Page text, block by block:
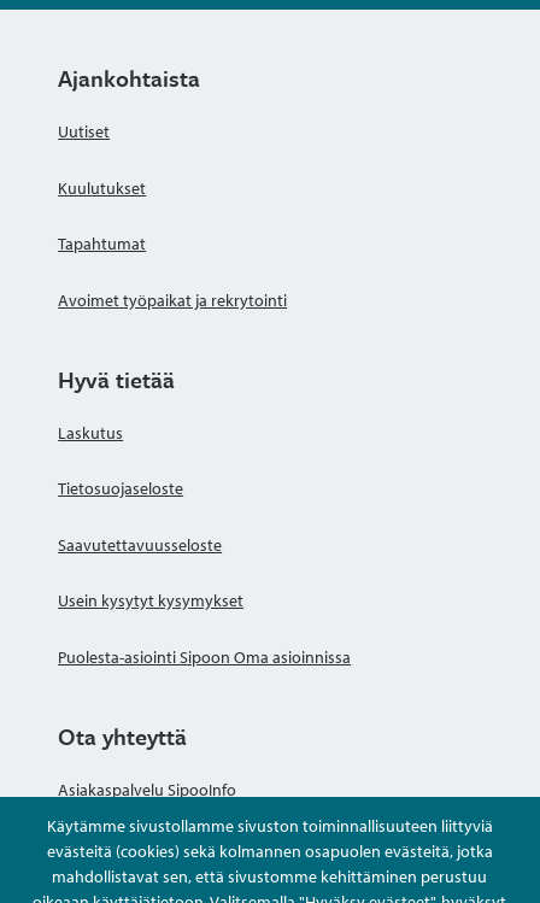
Käytämme sivustollamme sivuston toiminnallisuuteen liittyviä
evästeitä (cookies) sekä kolmannen osapuolen evästeitä, jotka
mahdollistavat sen, että sivustomme kehittäminen perustuu
Ajankohtaista
Uutiset
Kuulutukset
Tapahtumat
Avoimet työpaikat ja rekrytointi
Hyvä tietää
Laskutus
Tietosuojaseloste
Saavutettavuusseloste
Usein kysytyt kysymykset
Puolesta-asiointi Sipoon Oma asioinnissa
Ota yhteyttä
Asiakaspalvelu SipooInfo
Anna palautetta nimettömästi